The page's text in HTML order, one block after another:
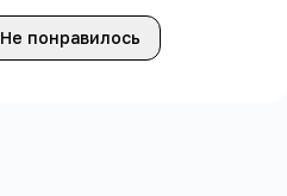
Не понравилось